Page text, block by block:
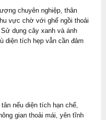
chuyên nghiệp, thân
vực chờ với ghế ngồi thoải
dụng cây xanh và ánh
diện tích hẹp vẫn cần đảm
nếu diện tích hạn chế,
gian thoải mái, yên tĩnh